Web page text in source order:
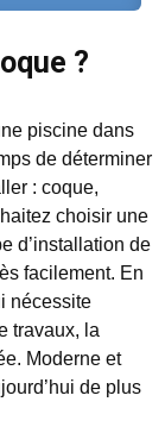
?
piscine dans
de déterminer
: coque,
choisir une
d’installation de
facilement. En
nécessite
travaux, la
Moderne et
de plus